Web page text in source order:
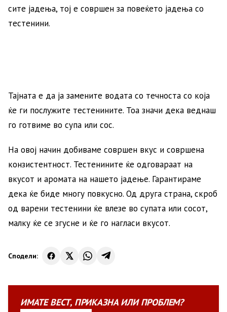
сите јадења, тој е совршен за повеќето јадења со
тестенини.
Тајната е да ја замените водата со течноста со која
ќе ги послужите тестенините. Тоа значи дека веднаш
го готвиме во супа или сос.
На овој начин добиваме совршен вкус и совршена
конзистентност. Тестенините ќе одговараат на
вкусот и аромата на нашето јадење. Гарантираме
дека ќе биде многу повкусно. Од друга страна, скроб
од варени тестенини ќе влезе во супата или сосот,
малку ќе се згусне и ќе го нагласи вкусот.
Сподели:
ИМАТЕВЕСТ, ПРИКАЗНАИЛИПРОБЛЕМ?